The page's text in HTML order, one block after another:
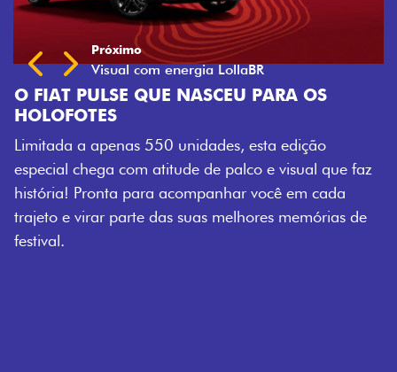
NASCEU PARA OS
unidades, esta edição
de palco e visual que faz
você em cada
suas melhores memórias de